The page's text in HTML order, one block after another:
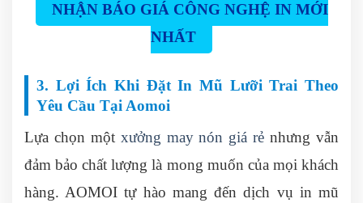
NHẬN BÁO GIÁ CÔNG NGHỆ IN MỚI
NHẤT
3. Lợi Ích Khi Đặt In Mũ Lưỡi Trai Theo
Yêu Cầu Tại Aomoi
Lựa chọn một xưởng may nón giá rẻ nhưng vẫn
đảm bảo chất lượng là mong muốn của mọi khách
hàng. AOMOI tự hào mang đến dịch vụ in mũ